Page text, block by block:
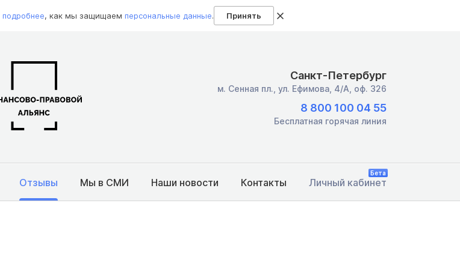
подробнее, как мы защищаем персональные данные. Принять
Санкт-Петербург
м. Сенная пл., ул. Ефимова, 4/А, оф. 326
8 800 100 04 55
Бесплатная горячая линия
Отзывы Мы в СМИ Наши новости Контакты Личный кабинет
Бета